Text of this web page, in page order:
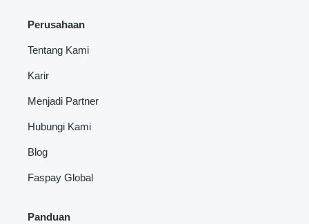
Perusahaan
Tentang Kami
Karir
Menjadi Partner
Hubungi Kami
Blog
Faspay Global
Panduan